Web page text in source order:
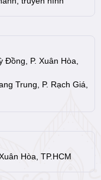
Đồng, P. Xuân Hòa,
Trung, P. Rạch Giá,
Hòa, TP.HCM